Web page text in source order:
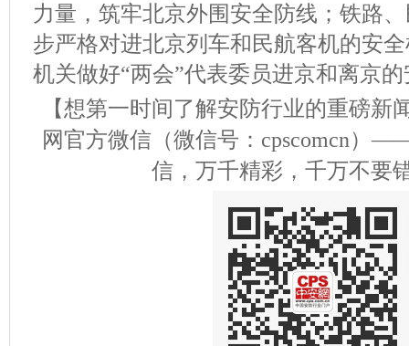
力量，筑牢北京外围安全防线；铁路
步严格对进北京列车和民航客机的安
机关做好“两会”代表委员进京和离京
【想第一时间了解安防行业的重磅新
网官方微信（微信号：cpscomcn）
信，万千精彩，千万不要